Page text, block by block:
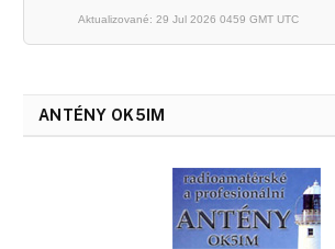
Aktualizované: 29 Jul 2026 0459 GMT UTC
ANTÉNY OK5IM